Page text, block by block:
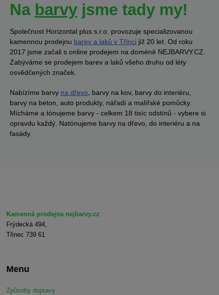
Na barvy jsme tady my!
Společnost Horizontal plus s.r.o. provozuje specializovanou
kamennou prodejnu barev a laků v Třinci již 20 let. Od roku
2017 jsme začali s online prodejem na doméně NEJBARVY.CZ.
Zabýváme se prodejem barev a laků všeho druhu od léty
osvědčených značek.
Nabízíme barvy na dřevo , barvy na kov, barvy do interiéru,
barvy na beton, auto produkty, nářadí a malířské pomůcky.
Mícháme a tónujeme barvy - celkem 18 tisíc odstínů - vybere si
opravdu každý. Natónujeme barvy na dřevo, do interiéru a na
fasády.
Kamenná prodejna nejbarvy.cz
Frýdecká 494,
Třinec 739 61
Menu
Způsoby dopravy